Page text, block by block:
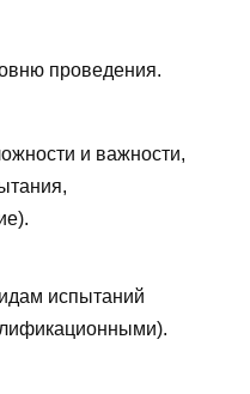
проведения.
и важности,
испытаний